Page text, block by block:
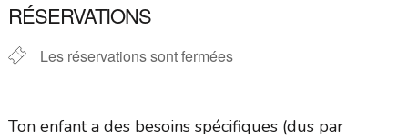
RÉSERVATIONS
Les réservations sont fermées
Ton enfant a des besoins spécifiques (dus par